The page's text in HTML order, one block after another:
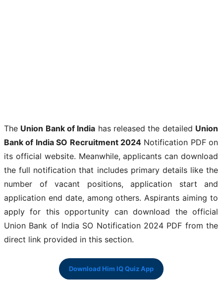
The Union Bank of India has released the detailed Union
Bank of India SO Recruitment 2024Notification PDF on
its official website. Meanwhile, applicants can download
the full notification that includes primary details like the
number of vacant positions, application start and
application end date, among others. Aspirants aiming to
apply for this opportunity can download the official
Union Bank of India SO Notification 2024 PDF from the
direct link provided in this section.
Download Him IQ Quiz App